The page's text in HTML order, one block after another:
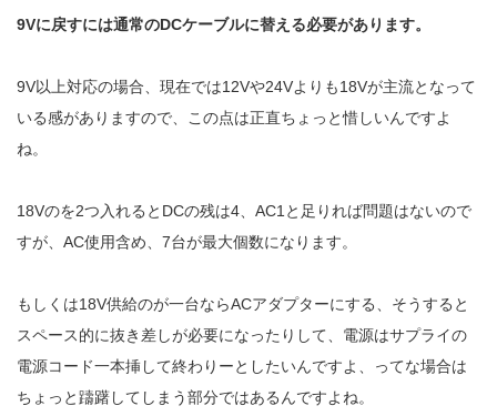
9Vに戻すには通常のDCケーブルに替える必要があります。
9V以上対応の場合、現在では12Vや24Vよりも18Vが主流となって
いる感がありますので、この点は正直ちょっと惜しいんですよ
ね。
18Vのを2つ入れるとDCの残は4、AC1と足りれば問題はないので
すが、AC使用含め、7台が最大個数になります。
もしくは18V供給のが一台ならACアダプターにする、そうすると
スペース的に抜き差しが必要になったりして、電源はサプライの
電源コード一本挿して終わりーとしたいんですよ、ってな場合は
ちょっと躊躇してしまう部分ではあるんですよね。